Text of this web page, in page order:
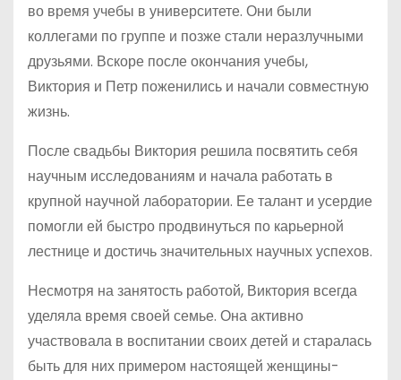
во время учебы в университете. Они были
коллегами по группе и позже стали неразлучными
друзьями. Вскоре после окончания учебы,
Виктория и Петр поженились и начали совместную
жизнь.
После свадьбы Виктория решила посвятить себя
научным исследованиям и начала работать в
крупной научной лаборатории. Ее талант и усердие
помогли ей быстро продвинуться по карьерной
лестнице и достичь значительных научных успехов.
Несмотря на занятость работой, Виктория всегда
уделяла время своей семье. Она активно
участвовала в воспитании своих детей и старалась
быть для них примером настоящей женщины-